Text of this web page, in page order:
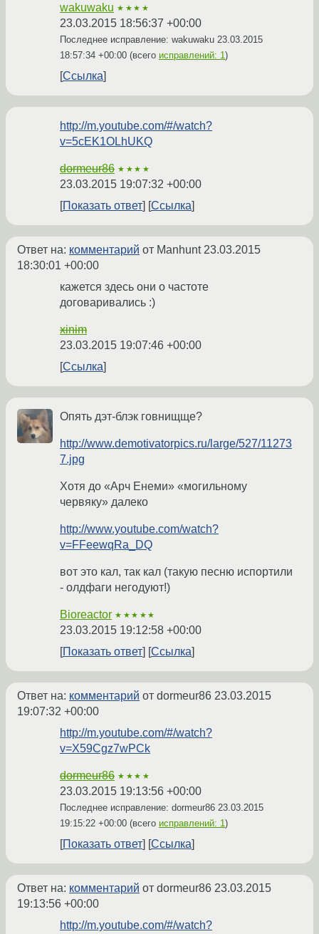
wakuwaku ★★★★
23.03.2015 18:56:37 +00:00
Последнее исправление: wakuwaku 23.03.2015
18:57:34 +00:00 (всего исправлений: 1)
Ссылка
http://m.youtube.com/#/watch?
v=5cEK1OLhUKQ
dormeur86 ★★★★
23.03.2015 19:07:32 +00:00
Показать ответ
Ссылка
Ответ на: комментарий от Manhunt 23.03.2015
18:30:01 +00:00
кажется здесь они о частоте
договаривались :)
xinim
23.03.2015 19:07:46 +00:00
Ссылка
Опять дэт-блэк говнищще?
http://www.demotivatorpics.ru/large/527/11273
7.jpg
Хотя до «Арч Енеми» «могильному
червяку» далеко
http://www.youtube.com/watch?
v=FFeewqRa_DQ
вот это кал, так кал (такую песню испортили
- олдфаги негодуют!)
Bioreactor ★★★★★
23.03.2015 19:12:58 +00:00
Показать ответ
Ссылка
Ответ на: комментарий от dormeur86 23.03.2015
19:07:32 +00:00
http://m.youtube.com/#/watch?
v=X59Cgz7wPCk
dormeur86 ★★★★
23.03.2015 19:13:56 +00:00
Последнее исправление: dormeur86 23.03.2015
19:15:22 +00:00 (всего исправлений: 1)
Показать ответ Ссылка
Ответ на: комментарий от dormeur86 23.03.2015
19:13:56 +00:00
http://m.youtube.com/#/watch?